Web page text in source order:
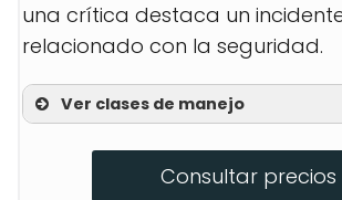
una crítica destaca un
relacionado con la seguridad.
Ver clases de manejo
Curso para adultos
Consultar precios